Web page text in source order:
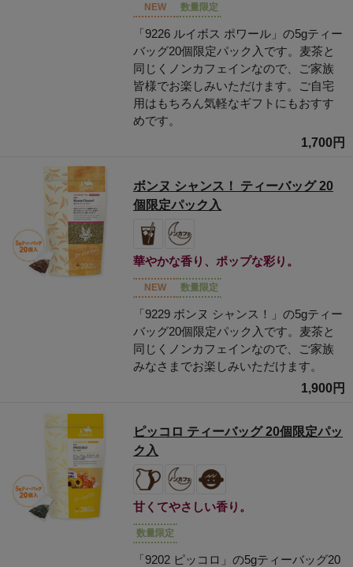
NEW 数量限定
「9226 ルイボス ポワール」の5gティー
バッグ20個限定パック入です。麦茶と
同じくノンカフェインなので、ご家族
皆様でお楽しみいただけます。ご自宅
用はもちろん気軽なギフトにもおすす
めです。
1,700円
ボンヌ シャンス！ ティーバッグ 20
個限定パック入
華やかな香り、ポップな彩り。
NEW 数量限定
「9229 ボンヌ シャンス！」の5gティー
バッグ20個限定パック入です。麦茶と
同じくノンカフェインなので、ご家族
みなさまでお楽しみいただけます。
1,900円
ピッコロ ティーバッグ 20個限定パッ
ク入
甘くてやさしい香り。
数量限定
「9202 ピッコロ」の5gティーバッグ20